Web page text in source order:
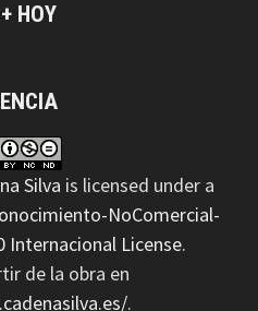
HOY
Silva is licensed under a
NoComercial-
Internacional License.
de la obra en
.